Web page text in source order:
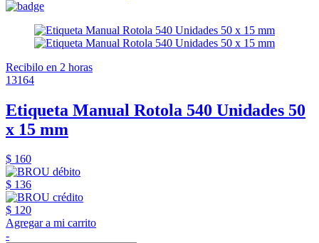
Recibilo en 2 horas
13164
Etiqueta Manual Rotola 540 Unidades 50
x 15 mm
$ 160
$ 136
$ 120
Agregar a mi carrito
-